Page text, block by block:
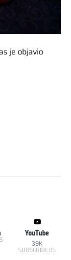
je objavio
YouTube
39K
SUBSCRIBERS